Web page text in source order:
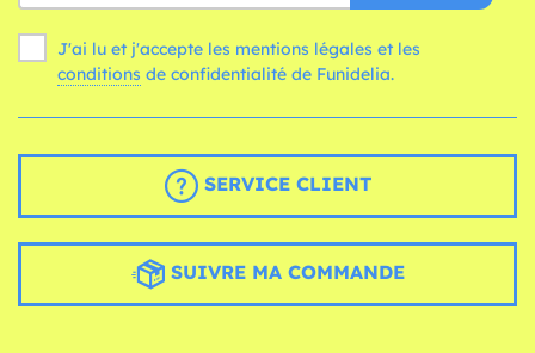
J'ai lu et j'accepte les mentions légales et les
conditions de confidentialité de Funidelia.
SERVICE CLIENT
SUIVRE MA COMMANDE